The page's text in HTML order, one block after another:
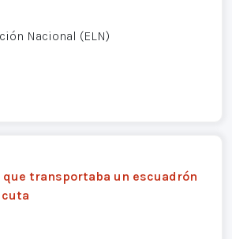
Nacional (ELN)
que transportaba un escuadrón